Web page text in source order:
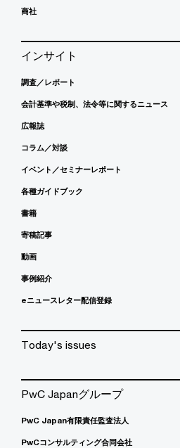
商社
インサイト
調査／レポート
会計基準や税制、法令等に関するニュース
広報誌
コラム／対談
イベント／セミナーレポート
各種ガイドブック
書籍
寄稿記事
動画
事例紹介
eニュースレター配信登録
Today's issues
PwC Japanグループ
PwC Japan有限責任監査法人
PwCコンサルティング合同会社